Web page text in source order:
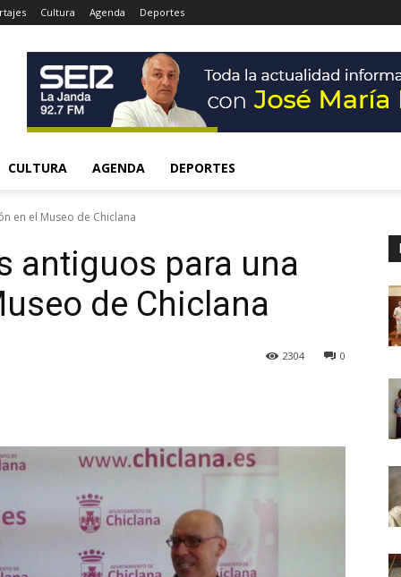
Cultura Agenda Deportes
CULTURA AGENDA DEPORTES
en el Museo de Chiclana
antiguos para una
de Chiclana
0
2304